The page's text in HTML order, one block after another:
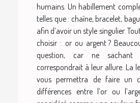
humains. Un habillement
telles que : chaîne, bracelet,
afin d’avoir un style singulier.
choisir : or ou argent ?
question, car ne sachant
correspondrait à leur allure. La
vous permettra de faire un
différences entre l’or ou